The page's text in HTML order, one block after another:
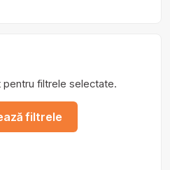
pentru filtrele selectate.
filtrele